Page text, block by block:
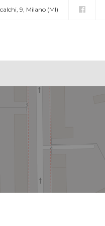
9, Milano (MI)